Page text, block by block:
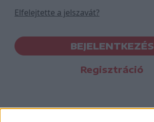
Elfelejtette a jelszavát?
BEJELENTKEZÉS
Regisztráció